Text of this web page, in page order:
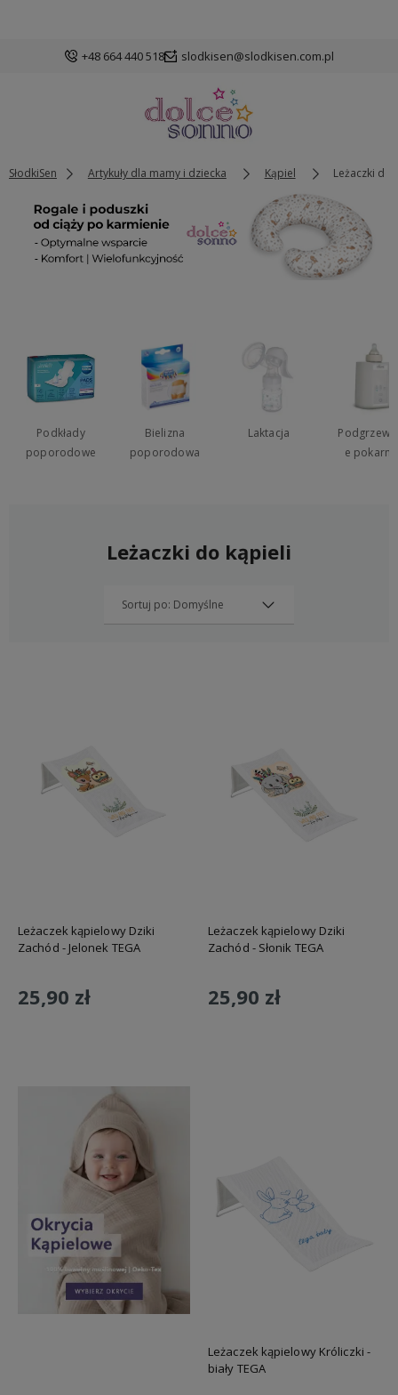
+48 664 440 518 slodkisen@slodkisen.com.pl
SłodkiSen Artykuły dla mamy i dziecka Kąpiel Leżaczki do
Podkłady
poporodowe
Bielizna
poporodowa
Laktacja
e
Leżaczki do kąpieli
Leżaczek kąpielowy Dziki
Zachód - Jelonek TEGA
25,90 zł
Leżaczek kąpielowy Dziki
Zachód - Słonik TEGA
25,90 zł
Leżaczek kąpielowy Króliczki -
biały TEGA